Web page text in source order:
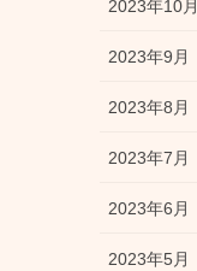
2023年10月
2023年9月
2023年8月
2023年7月
2023年6月
2023年5月